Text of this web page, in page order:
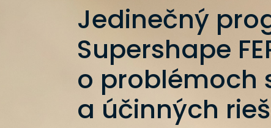
Jedinečný
Supershape
o problémoch
a účinných